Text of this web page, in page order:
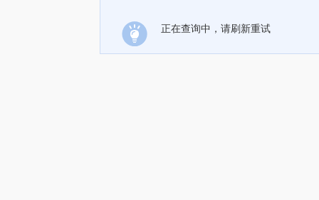
正在查询中，请刷新重试